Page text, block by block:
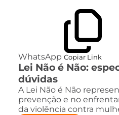
WhatsApp Copiar Link
Lei Não é Não:
dúvidas
A Lei Não é Não
prevenção e no
da violência contra